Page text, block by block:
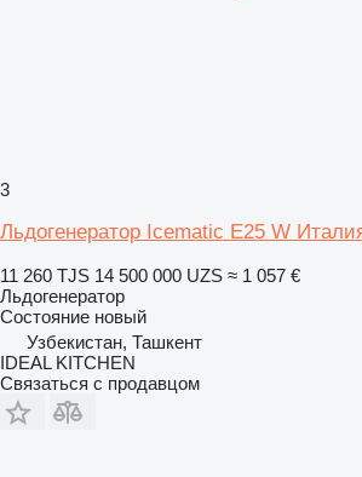
3
Льдогенератор Icematic E25 W
11 260 TJS 14 500 000 UZS ≈ 1 057 €
Льдогенератор
Состояние новый
Узбекистан, Ташкент
IDEAL KITCHEN
Связаться с продавцом